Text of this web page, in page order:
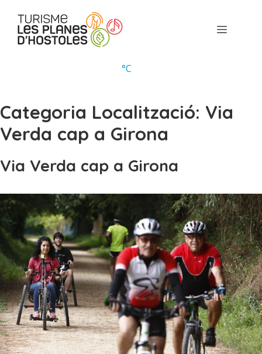
contingut
Menú
°C
Categoria Localització: Via
Verda cap a Girona
Via Verda cap a Girona